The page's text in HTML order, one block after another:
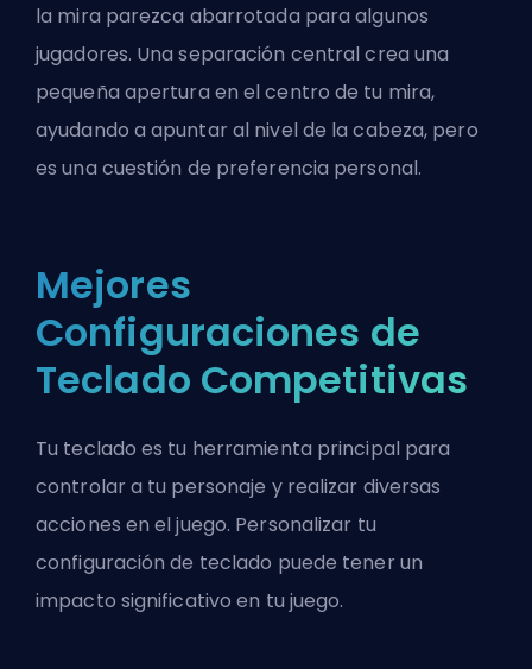
la mira parezca abarrotada para algunos
jugadores. Una separación central crea una
pequeña apertura en el centro de tu mira,
ayudando a apuntar al nivel de la cabeza, pero
es una cuestión de preferencia personal.
Mejores
Configuraciones de
Teclado Competitivas
Tu teclado es tu herramienta principal para
controlar a tu personaje y realizar diversas
acciones en el juego. Personalizar tu
configuración de teclado puede tener un
impacto significativo en tu juego.